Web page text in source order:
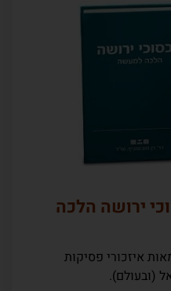
ירושה הלכה
איזכורי פסיקות
(ובעולם).